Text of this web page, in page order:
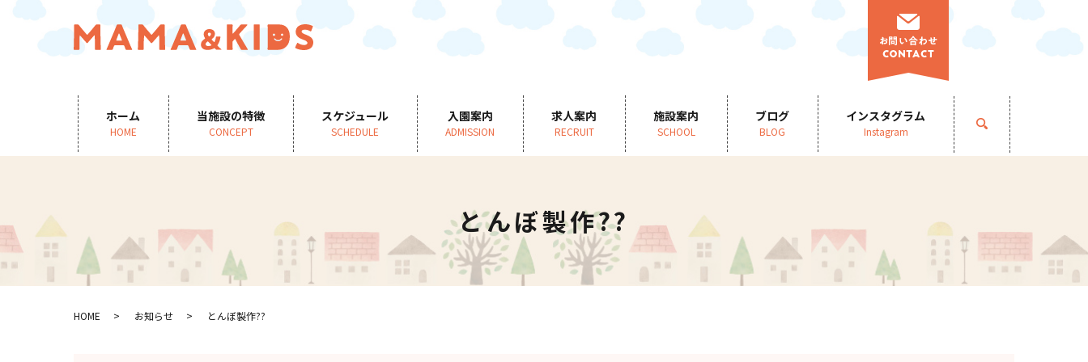
ホーム
HOME
当施設の特徴
CONCEPT
スケジュール
SCHEDULE
入園案内
ADMISSION
求人案内
RECRUIT
施設案内
SCHOOL
ブログ
BLOG
インスタグラム
Instagram search
とんぼ製作??
HOME お知らせ とんぼ製作??